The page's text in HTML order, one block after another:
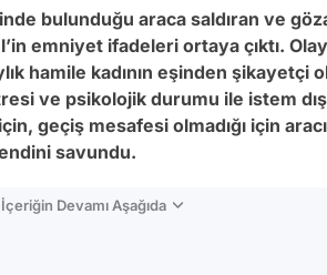
bulunduğu araca saldıran ve
emniyet ifadeleri ortaya çıktı.
hamile kadının eşinden şikayetçi
ve psikolojik durumu ile istem
için, geçiş mesafesi olmadığı için
savundu.
İçeriğin Devamı Aşağıda